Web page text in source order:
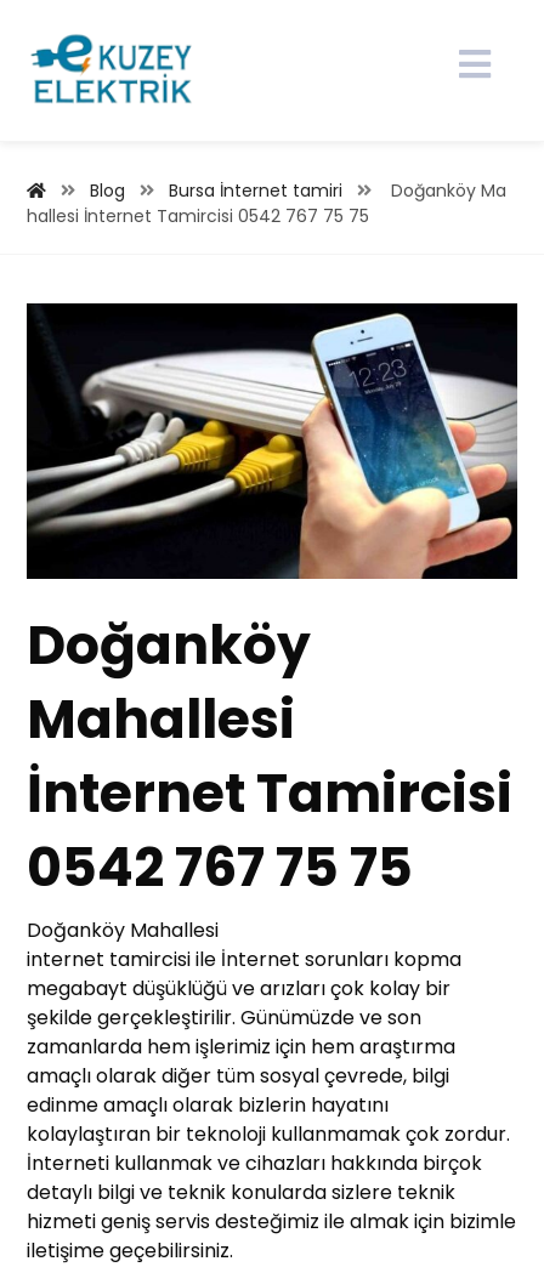
Blog Bursa İnternet tamiri
Doğanköy Ma
hallesi İnternet Tamircisi 0542 767 75 75
Doğanköy
Mahallesi
İnternet Tamircisi
0542 767 75 75
Doğanköy Mahallesi
internet tamircisi ile İnternet sorunları kopma
megabayt düşüklüğü ve arızları çok kolay bir
şekilde gerçekleştirilir. Günümüzde ve son
zamanlarda hem işlerimiz için hem araştırma
amaçlı olarak diğer tüm sosyal çevrede, bilgi
edinme amaçlı olarak bizlerin hayatını
kolaylaştıran bir teknoloji kullanmamak çok zordur.
İnterneti kullanmak ve cihazları hakkında birçok
detaylı bilgi ve teknik konularda sizlere teknik
hizmeti geniş servis desteğimiz ile almak için bizimle
iletişime geçebilirsiniz.